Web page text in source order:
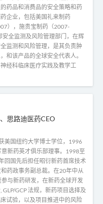
药品和消费品的安全策略和药
企业，包括美国礼来制药
），施贵宝制药（2007-
全监测及风险管理部门，在辉
监测和风险管理，是其负责肿
和该产品的全球安全代表人。
经科临床医疗实践及教学工
思路迪医药CEO
美国纽约大学博士学位，1996
新药英才俱乐部理事。1998至
回国先后担任昭衍新药首席技术
药政事务副总裁。在20年中从
与新药研发，在新药全球开发
GCP 法规，新药项目选择及
试验，以及项目推进中的风险